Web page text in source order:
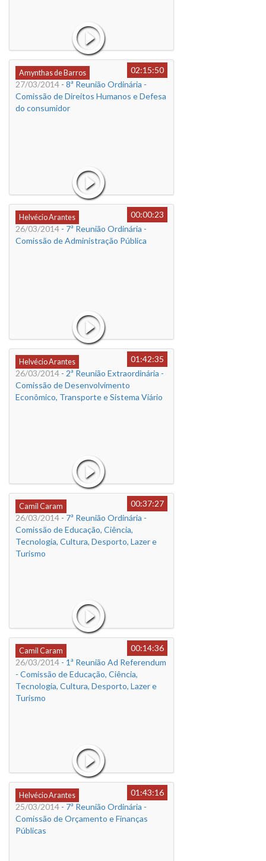
Amynthas de Barros
02:15:50
27/03/2014 - 8ª Reunião Ordinária -
Comissão de Direitos Humanos e Defesa
do consumidor
Helvécio Arantes
00:00:23
26/03/2014 - 7ª Reunião Ordinária -
Comissão de Administração Pública
Helvécio Arantes
01:42:35
26/03/2014 - 2ª Reunião Extraordinária -
Comissão de Desenvolvimento
Econômico, Transporte e Sistema Viário
Camil Caram
00:37:27
26/03/2014 - 7ª Reunião Ordinária -
Comissão de Educação, Ciência,
Tecnologia, Cultura, Desporto, Lazer e
Turismo
Camil Caram
00:14:36
26/03/2014 - 1ª Reunião Ad Referendum
- Comissão de Educação, Ciência,
Tecnologia, Cultura, Desporto, Lazer e
Turismo
Helvécio Arantes
01:43:16
25/03/2014 - 7ª Reunião Ordinária -
Comissão de Orçamento e Finanças
Públicas